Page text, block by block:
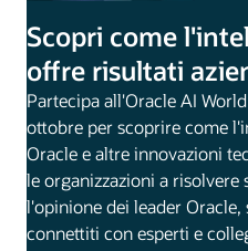
Scopri come
offre risultati
Partecipa all'Oracle AI
ottobre per scoprire come
Oracle e altre innovazioni
le organizzazioni a
l'opinione dei leader
connettiti con esperti e